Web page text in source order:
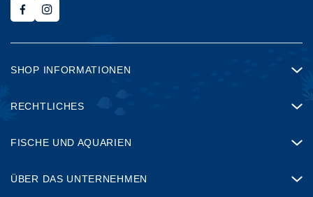
SHOP INFORMATIONEN
RECHTLICHES
FISCHE UND AQUARIEN
ÜBER DAS UNTERNEHMEN